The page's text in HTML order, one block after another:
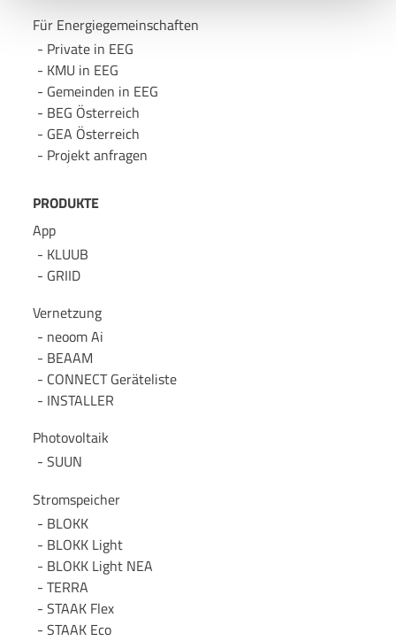
Uns ist Datenschutz wichtig, hier findest du unsere
Datenschutzbestimmungen
Für Energie­gemeinschaften
Private in EEG
KMU in EEG
Gemeinden in EEG
BEG Österreich
GEA Österreich
Projekt anfragen
PRODUKTE
App
KLUUB
GRIID
Vernetzung
neoom Ai
BEAAM
CONNECT Geräteliste
INSTALLER
Photovoltaik
SUUN
Stromspeicher
BLOKK
BLOKK Light
BLOKK Light NEA
TERRA
STAAK Flex
STAAK Eco